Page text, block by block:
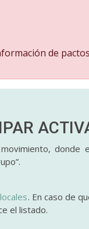
de
donde
. En caso de
el listado.